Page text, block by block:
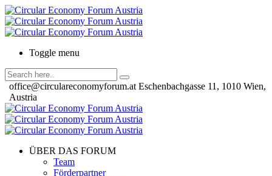
Toggle menu
office@circulareconomyforum.at Eschenbachgasse 11, 1010 Wien,
Austria
ÜBER DAS FORUM
Team
Förderpartner